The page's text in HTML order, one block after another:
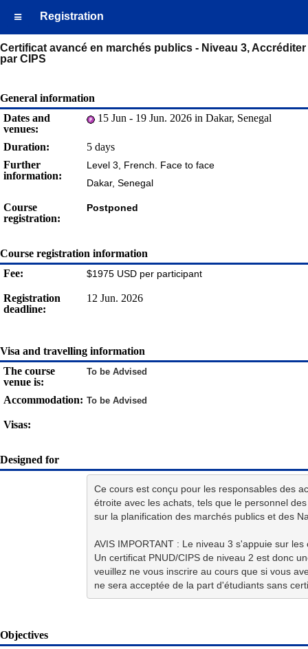
Registration
Certificat avancé en marchés publics - Niveau 3, Accréditer
par CIPS
General information
Dates and
venues:
15 Jun - 19 Jun. 2026 in Dakar, Senegal
Duration:
5 days
Further
information:
Level 3, French. Face to face
Dakar, Senegal
Course
registration:
Postponed
Course registration information
Fee:
$1975 USD per participant
Registration
deadline:
12 Jun. 2026
Visa and travelling information
The course
venue is:
To be Advised
Accommodation: To be Advised
Visas:
Designed for
Ce cours est conçu pour les responsables des
étroite avec les achats, tels que le personnel
sur la planification des marchés publics et des
AVIS IMPORTANT : Le niveau 3 s'appuie sur
Un certificat PNUD/CIPS de niveau 2 est donc
veuillez ne vous inscrire au cours que si vous
ne sera acceptée de la part d'étudiants sans
Objectives